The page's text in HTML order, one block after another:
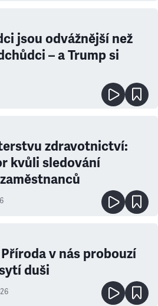
jsou odvážnější než
– a Trump si
zdravotnictví:
kvůli sledování
v nás probouzí
duši